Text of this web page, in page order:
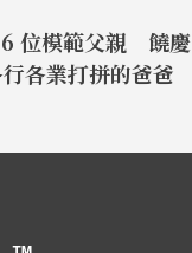
位模範父親 饒慶
各業打拼的爸爸